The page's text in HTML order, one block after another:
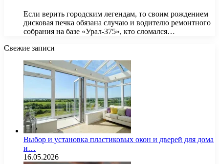
Если верить городским легендам, то своим рождением
дисковая печка обязана случаю и водителю ремонтного
собрания на базе «Урал-375», кто сломался…
Свежие записи
Выбор и установка пластиковых окон и дверей для дома
и…
16.05.2026